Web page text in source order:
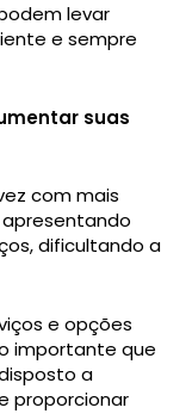
levar
e sempre
suas
com mais
dificultando a
e opções
importante que
a
proporcionar